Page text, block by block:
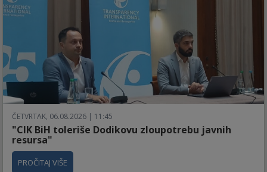
ČETVRTAK, 06.08.2026 | 11:45
"CIK BiH toleriše Dodikovu zloupotrebu javnih
resursa"
PROČITAJ VIŠE